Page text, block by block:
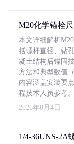
M20化学锚栓
本文详细解析
括螺杆直径、钻
凝土结构后锚固
方法和典型数值
内容涵盖安装要
程技术人员参考。
2026年8月4日
1/4-36UNS-2A